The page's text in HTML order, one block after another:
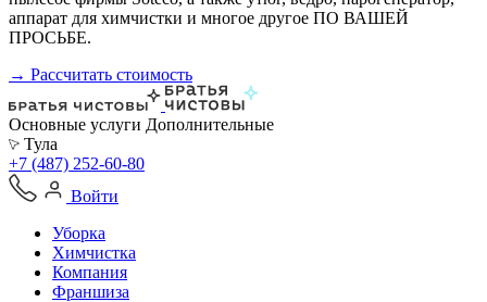
аппарат для химчистки и многое другое ПО ВАШЕЙ
ПРОСЬБЕ.
→ Рассчитать стоимость
Основные услуги Дополнительные
Тула
+7 (487) 252-60-80
Войти
Уборка
Химчистка
Компания
Франшиза